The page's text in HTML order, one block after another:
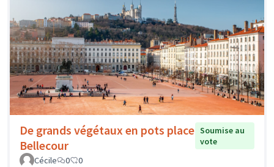
De grands végétaux en pots place
Bellecour
Soumise au
vote
Cécile
0 0